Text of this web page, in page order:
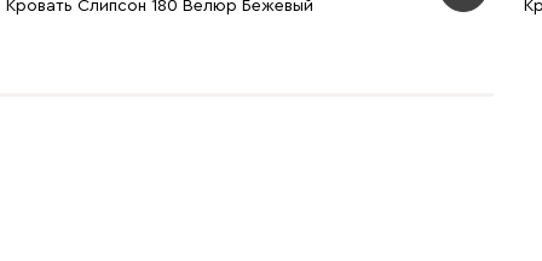
Кровать Слипсон 180 Велюр Бежевый